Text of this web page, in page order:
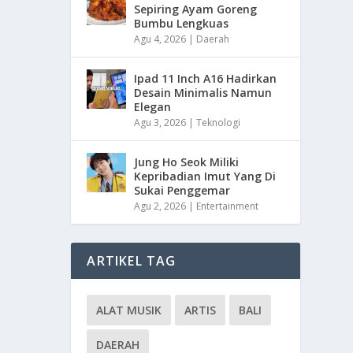
Sepiring Ayam Goreng
Bumbu Lengkuas
Agu 4, 2026 | Daerah
Ipad 11 Inch A16 Hadirkan
Desain Minimalis Namun
Elegan
Agu 3, 2026 |Teknologi
Jung Ho Seok Miliki
Kepribadian Imut Yang Di
Sukai Penggemar
Agu 2, 2026 | Entertainment
ARTIKEL TAG
ALAT MUSIK ARTIS BALI
DAERAH